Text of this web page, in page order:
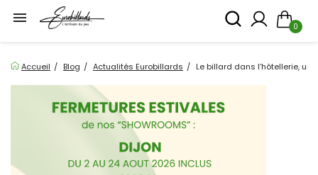

0
Accueil Blog Actualités Eurobillards Le billard dans l’hôtellerie,